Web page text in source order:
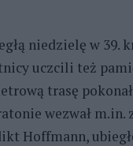
niedzielę w 39.
uczcili też
trasę
wezwał
Hoffmann,